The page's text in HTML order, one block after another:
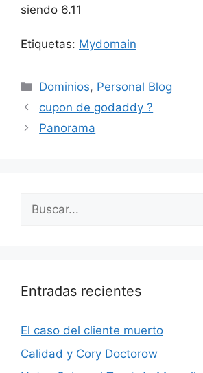
siendo 6.11
Etiquetas: Mydomain
Categorías
Dominios, Personal Blog
cupon de godaddy ?
Panorama
Buscar:
Entradas recientes
El caso del cliente muerto
Calidad y Cory Doctorow